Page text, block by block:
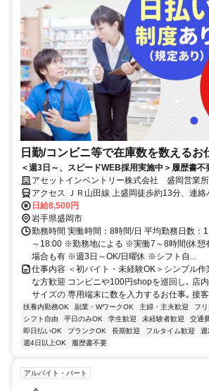
日勤/コンビニ等で在庫数を数えるお
＜週3日～、スピードWEB採用実施中＞履歴書不
験も安心◎/日払い有
アセットインベントリー株式会社 盛岡営業
アクセス ＪＲ山田線 上盛岡徒歩約13分、連絡
ＪＲ山田線 盛岡徒歩約19分 「上盛岡駅」徒歩
日給8,500円
岩手県盛岡市
勤務時間 実働時間：8時間/日 平均勤務日数：
～18:00 ※勤務地による ※実働7～8時間(休憩
場合も有 ※週3日～OK/日曜休 ※シフト自...
仕事内容 ＜初バイト・未経験OK＞シンプル作
な方歓迎 コンビニや100円shopを巡回し､ 店
サイズの 専用端末に数を入力するお仕事｡ 接客
扶養内勤務OK 副業・WワークOK 主婦・主夫歓迎 フ
シフト自由
平日のみOK 学生歓迎 未経験者歓迎 交通
即日払いOK
ブランクOK 長期歓迎 フルタイム歓迎 週
週4日以上OK
履歴書不要
アルバイト・パート